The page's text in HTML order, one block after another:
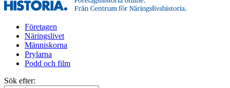
Företagen
Näringslivet
Människorna
Prylarna
Podd och film
Sök efter: